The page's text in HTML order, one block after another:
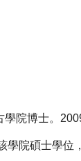
院博士。
學院碩士學位，